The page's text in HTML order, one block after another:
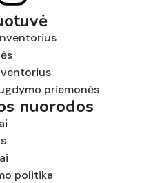
priemonės
nuorodos
politika